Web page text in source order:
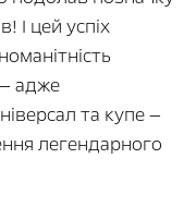
І цей успіх
— адже
та купе —
легендарного